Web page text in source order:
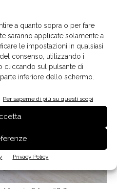
a quanto sopra o per fare
saranno applicate solamente a
le impostazioni in qualsiasi
consenso, utilizzando i
cliccando sul pulsante di
inferiore dello schermo.
Per saperne di più su questi scopi
Privacy Policy